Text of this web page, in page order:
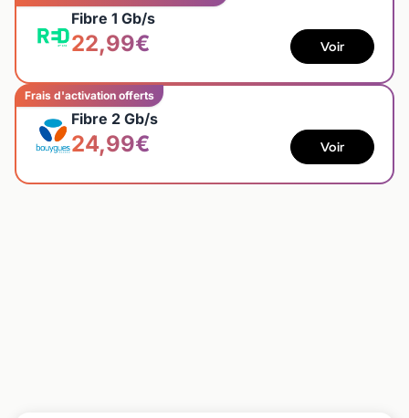
Fibre 1 Gb/s
22,99€ Voir
Frais d'activation offerts
Fibre 2 Gb/s
24,99€ Voir